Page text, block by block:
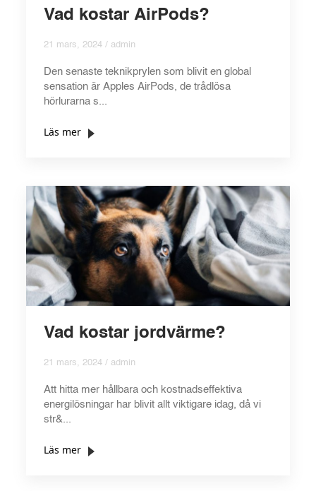
Vad kostar AirPods?
21 mars, 2024 / admin
Den senaste teknikprylen som blivit en global
sensation är Apples AirPods, de trådlösa
hörlurarna s...
Läs mer
Vad kostar jordvärme?
21 mars, 2024 / admin
Att hitta mer hållbara och kostnadseffektiva
energilösningar har blivit allt viktigare idag, då vi
str&...
Läs mer